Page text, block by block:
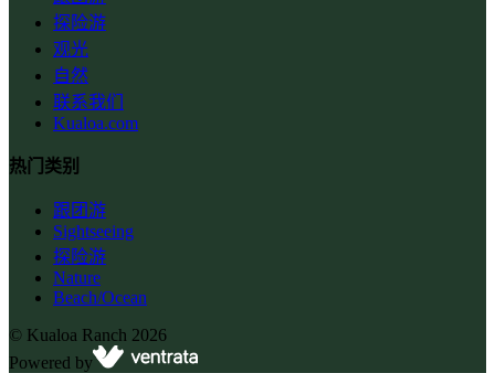
探险游
观光
自然
联系我们
Kualoa.com
热门类别
跟团游
Sightseeing
探险游
Nature
Beach/Ocean
© Kualoa Ranch 2026
Powered by